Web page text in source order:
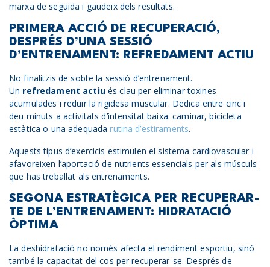
marxa de seguida i gaudeix dels resultats.
PRIMERA ACCIÓ DE RECUPERACIÓ,
DESPRÉS D’UNA SESSIÓ
D’ENTRENAMENT: REFREDAMENT ACTIU
No finalitzis de sobte la sessió d’entrenament.
Un refredament actiués clau per eliminar toxines
acumulades i reduir la rigidesa muscular. Dedica entre cinc i
deu minuts a activitats d’intensitat baixa: caminar, bicicleta
estàtica o una adequadarutina d’estiraments.
Aquests tipus d’exercicis estimulen el sistema cardiovascular i
afavoreixen l’aportació de nutrients essencials per als músculs
que has treballat als entrenaments.
SEGONA ESTRATÈGICA PER RECUPERAR-
TE DE L’ENTRENAMENT: HIDRATACIÓ
ÒPTIMA
La deshidratació no només afecta el rendiment esportiu, sinó
també la capacitat del cos per recuperar-se. Després de